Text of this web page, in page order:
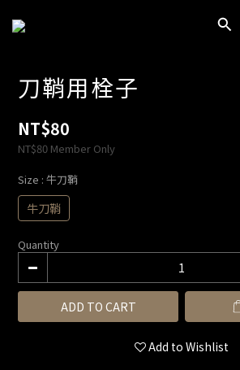
刀鞘用栓子
NT$80
NT$80 Member Only
Size : 牛刀鞘
牛刀鞘
Quantity
ADD TO CART
Add to Wishlist